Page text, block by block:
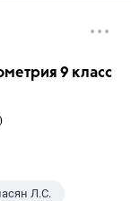
9 класс
Л.С.